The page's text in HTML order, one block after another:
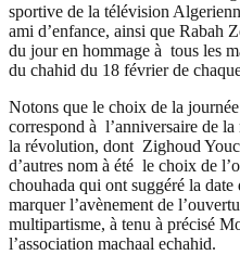
sportive de la télévision
ami d’enfance, ainsi que Rabah
du jour en hommage à tous les
du chahid du 18 février de
Notons que le choix de la
correspond à l’anniversaire de
la révolution, dont Zighoud
d’autres nom à été le choix de
chouhada qui ont suggéré la
marquer l’avènement de
multipartisme, à tenu à précisé
l’association machaal echahid.